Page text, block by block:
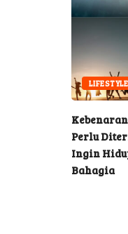
LIFESTYLE
Perlu
Ingin
Bahagia